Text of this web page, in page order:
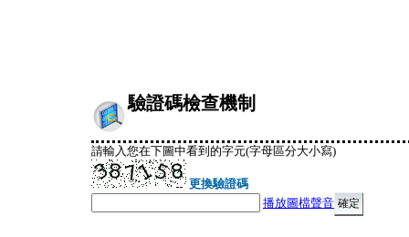
驗證碼檢查機制
請輸入您在下圖中看到的字元(字母區分大小寫)
更換驗證碼
播放圖檔聲音